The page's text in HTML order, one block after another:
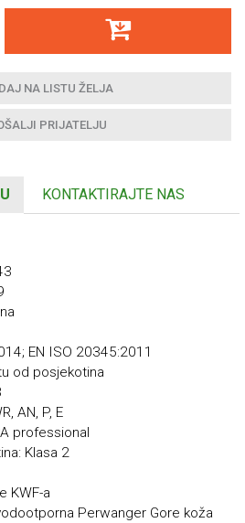
NA LISTU ŽELJA
PRIJATELJU
KONTAKTIRAJTE NAS
EN ISO 20345:2011
od posjekotina
AN, P, E
professional
Klasa 2
KWF-a
Perwanger Gore koža